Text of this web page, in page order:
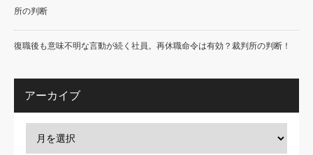
所の判断
復職後も意味不明な言動が続く社員。再休職命令は有効？裁判所の判断！
アーカイブ